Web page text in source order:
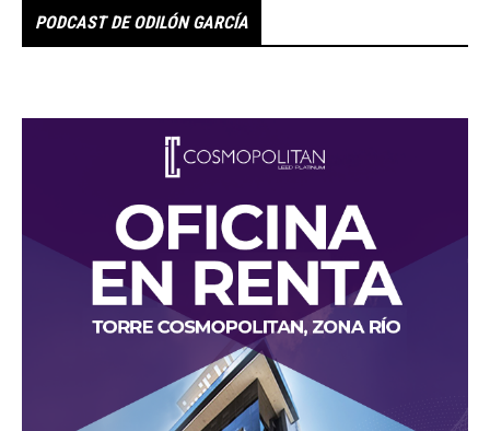
PODCAST DE ODILÓN GARCÍA